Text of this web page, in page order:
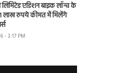
एडिशन बाइक लॉन्च के
लाख रुपये कीमत में मिलेंगे
- 3:17 PM